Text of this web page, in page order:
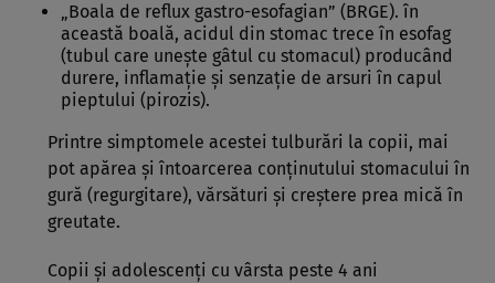
„Boala de reflux gastro-esofagian” (BRGE). în
această boală, acidul din stomac trece în esofag
(tubul care uneşte gâtul cu stomacul) producând
durere, inflamaţie şi senzaţie de arsuri în capul
pieptului (pirozis).
Printre simptomele acestei tulburări la copii, mai
pot apărea şi întoarcerea conţinutului stomacului în
gură (regurgitare), vărsături şi creştere prea mică în
greutate.
Copii şi adolescenţi cu vârsta peste 4 ani